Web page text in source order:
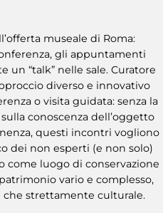
museale di Roma:
gli appuntamenti
“talk” nelle sale. Curatore
diverso e innovativo
o visita guidata: senza la
conoscenza dell’oggetto
questi incontri vogliono
dei non esperti (e non solo)
come luogo di conservazione
vario e complesso,
strettamente culturale.